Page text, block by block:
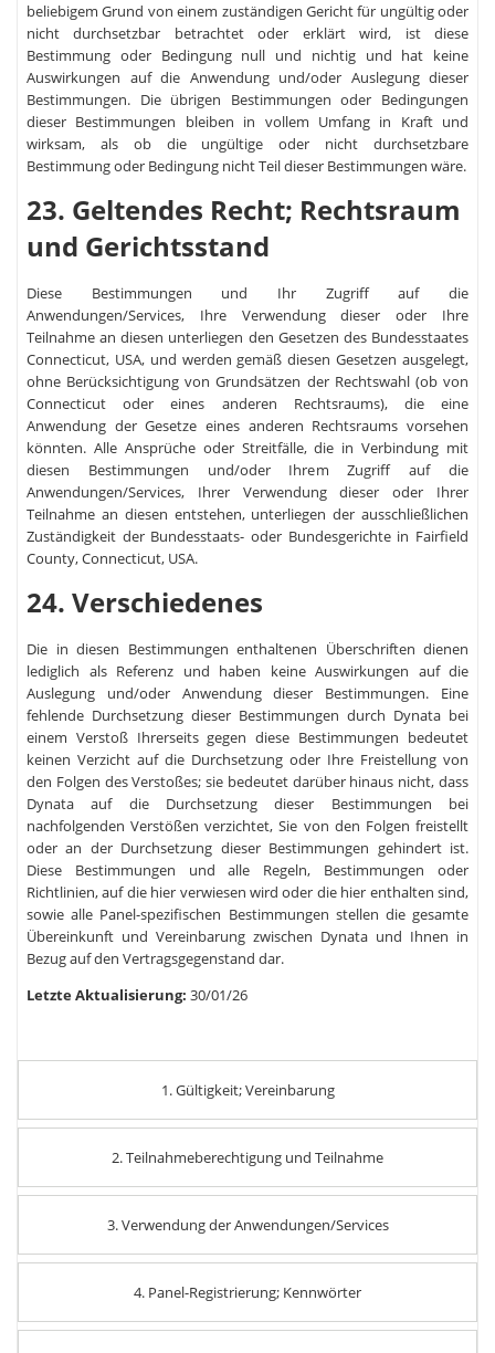
1. Gültigkeit; Vereinbarung
2. Teilnahmeberechtigung und Teilnahme
3. Verwendung der Anwendungen/Services
4. Panel-Registrierung; Kennwörter
beliebigem Grund von einem zuständigen Gericht für ungültig oder
nicht durchsetzbar betrachtet oder erklärt wird, ist diese
Bestimmung oder Bedingung null und nichtig und hat keine
Auswirkungen auf die Anwendung und/oder Auslegung dieser
Bestimmungen. Die übrigen Bestimmungen oder Bedingungen
dieser Bestimmungen bleiben in vollem Umfang in Kraft und
wirksam, als ob die ungültige oder nicht durchsetzbare
Bestimmung oder Bedingung nicht Teil dieser Bestimmungen wäre.
23. Geltendes Recht; Rechtsraum
und Gerichtsstand
Diese Bestimmungen und Ihr Zugriff auf die
Anwendungen/Services, Ihre Verwendung dieser oder Ihre
Teilnahme an diesen unterliegen den Gesetzen des Bundesstaates
Connecticut, USA, und werden gemäß diesen Gesetzen ausgelegt,
ohne Berücksichtigung von Grundsätzen der Rechtswahl (ob von
Connecticut oder eines anderen Rechtsraums), die eine
Anwendung der Gesetze eines anderen Rechtsraums vorsehen
könnten. Alle Ansprüche oder Streitfälle, die in Verbindung mit
diesen Bestimmungen und/oder Ihrem Zugriff auf die
Anwendungen/Services, Ihrer Verwendung dieser oder Ihrer
Teilnahme an diesen entstehen, unterliegen der ausschließlichen
Zuständigkeit der Bundesstaats- oder Bundesgerichte in Fairfield
County, Connecticut, USA.
24. Verschiedenes
Die in diesen Bestimmungen enthaltenen Überschriften dienen
lediglich als Referenz und haben keine Auswirkungen auf die
Auslegung und/oder Anwendung dieser Bestimmungen. Eine
fehlende Durchsetzung dieser Bestimmungen durch Dynata bei
einem Verstoß Ihrerseits gegen diese Bestimmungen bedeutet
keinen Verzicht auf die Durchsetzung oder Ihre Freistellung von
den Folgen des Verstoßes; sie bedeutet darüber hinaus nicht, dass
Dynata auf die Durchsetzung dieser Bestimmungen bei
nachfolgenden Verstößen verzichtet, Sie von den Folgen freistellt
oder an der Durchsetzung dieser Bestimmungen gehindert ist.
Diese Bestimmungen und alle Regeln, Bestimmungen oder
Richtlinien, auf die hier verwiesen wird oder die hier enthalten sind,
sowie alle Panel-spezifischen Bestimmungen stellen die gesamte
Übereinkunft und Vereinbarung zwischen Dynata und Ihnen in
Bezug auf den Vertragsgegenstand dar.
Letzte Aktualisierung: 30/01/26